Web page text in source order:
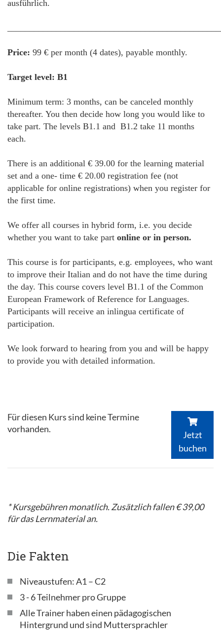
ausführlich.
Price: 99 € per month (4 dates), payable monthly.
Target level: B1
Minimum term: 3 months, can be canceled monthly
thereafter. You then decide how long you would like to
take part. The levels B1.1 and B1.2 take 11 months
each.
There is an additional € 39.00 for the learning material
set and a one- time € 20.00 registration fee (not
applicable for online registrations) when you register for
the first time.
We offer all courses in hybrid form, i.e. you decide
whether you want to take part online or in person.
This course is for participants, e.g. employees, who want
to improve their Italian and do not have the time during
the day. This course covers level B1.1 of the Common
European Framework of Reference for Languages.
Participants will receive an inlingua certificate of
participation.
We look forward to hearing from you and will be happy
to provide you with detailed information.
Für diesen Kurs sind keine Termine
vorhanden.
Jetzt
buchen
* Kursgebühren monatlich. Zusätzlich fallen € 39,00
für das Lernmaterial an.
Die Fakten
Niveaustufen: A1 – C2
3 - 6 Teilnehmer pro Gruppe
Alle Trainer haben einen pädagogischen
Hintergrund und sind Muttersprachler